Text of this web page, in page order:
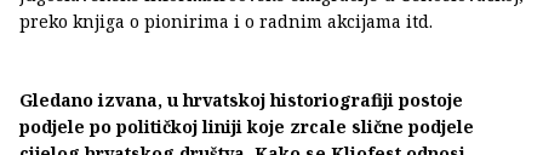
preko knjiga o pionirima i o radnim akcijama itd.
Gledano izvana, u hrvatskoj historiografiji postoje
podjele po političkoj liniji koje zrcale slične podjele